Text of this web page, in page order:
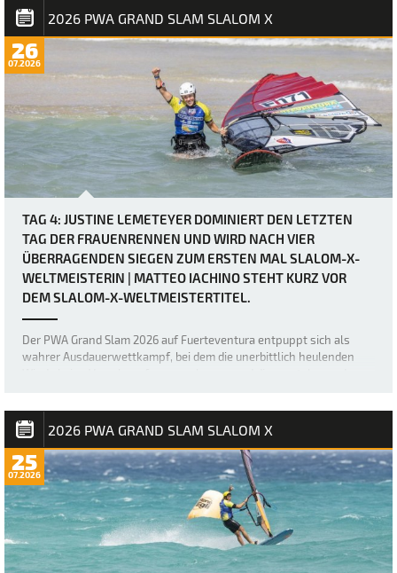
Fins) seinen ersten Slalom…
2026 PWA GRAND SLAM SLALOM X
26
07.2026
TAG 4: JUSTINE LEMETEYER DOMINIERT DEN LETZTEN
TAG DER FRAUENRENNEN UND WIRD NACH VIER
ÜBERRAGENDEN SIEGEN ZUM ERSTEN MAL SLALOM-X-
WELTMEISTERIN | MATTEO IACHINO STEHT KURZ VOR
DEM SLALOM-X-WELTMEISTERTITEL.
Der PWA Grand Slam 2026 auf Fuerteventura entpuppt sich als
wahrer Ausdauerwettkampf, bei dem die unerbittlich heulenden
absoluten Grenzen bringen. Heute herr…
2026 PWA GRAND SLAM SLALOM X
25
07.2026